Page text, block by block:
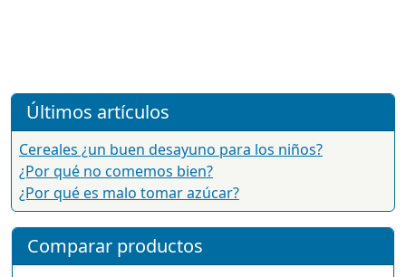
Últimos artículos
Cereales ¿un buen desayuno para los niños?
¿Por qué no comemos bien?
¿Por qué es malo tomar azúcar?
Comparar productos